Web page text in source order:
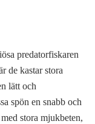
predatorfiskaren
de kastar stora
lätt och
spön en snabb och
stora mjukbeten,